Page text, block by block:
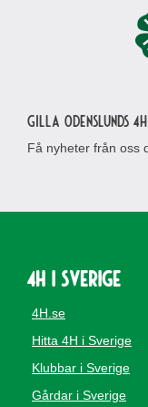
Gilla Odenslunds
Få nyheter från oss
4H i Sverige
4H.se
Hitta 4H i Sverige
Klubbar i Sverige
Gårdar i Sverige